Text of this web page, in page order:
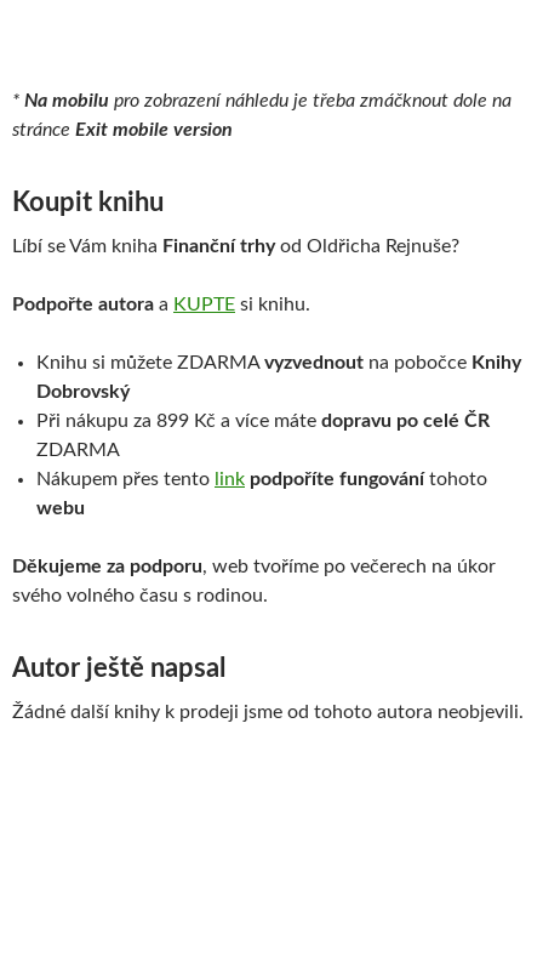
* Na mobilu pro zobrazení náhledu je třeba zmáčknout dole na
stránce Exit mobile version
Koupit knihu
Líbí se Vám kniha Finanční trhyod Oldřicha Rejnuše?
Podpořte autora a KUPTE si knihu.
Knihu si můžete ZDARMAvyzvednout na pobočce Knihy
Dobrovský
Při nákupu za 899 Kč a více máte dopravu po celé ČR
ZDARMA
Nákupem přes tento link podpoříte fungovánítohoto
webu
Děkujeme za podporu, web tvoříme po večerech na úkor
svého volného času s rodinou.
Autor ještě napsal
Žádné další knihy k prodeji jsme od tohoto autora neobjevili.